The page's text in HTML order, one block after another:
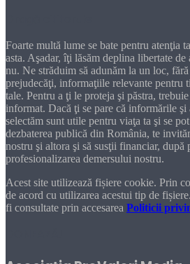
Foarte multă lume se bate pentru atenţia
asta. Aşadar, îţi lăsăm deplina libertate de
nu. Ne străduim să adunăm la un loc,
prejudecăţi, informaţiile relevante pentru
tale. Pentru a ţi le proteja şi păstra,
informat. Dacă ţi se pare că informările şi
selectăm sunt utile pentru viaţa ta şi se
dezbaterea publică din România, te
nostru şi altora şi să susţii financiar,
profesionalizarea demersului nostru.
Acest site utilizează fișiere cookie. Prin
de acord cu utilizarea acestui tip de
fi consultate prin accesarea Politicii